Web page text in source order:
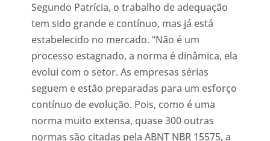
Segundo Patrícia, o trabalho de adequação
tem sido grande e contínuo, mas já está
estabelecido no mercado. “Não é um
processo estagnado, a norma é dinâmica, ela
evolui com o setor. As empresas sérias
seguem e estão preparadas para um esforço
contínuo de evolução. Pois, como é uma
norma muito extensa, quase 300 outras
normas são citadas pela ABNT NBR 15575, a